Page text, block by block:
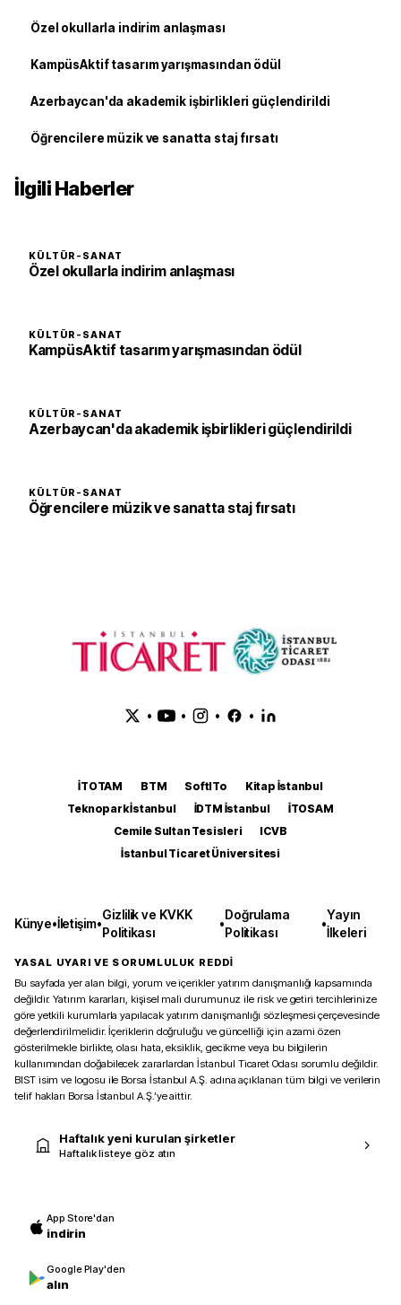
Özel okullarla indirim anlaşması
KampüsAktif tasarım yarışmasından ödül
Azerbaycan'da akademik işbirlikleri güçlendirildi
Öğrencilere müzik ve sanatta staj fırsatı
İlgili Haberler
KÜLTÜR-SANAT
Özel okullarla indirim anlaşması
KÜLTÜR-SANAT
KampüsAktif tasarım yarışmasından ödül
KÜLTÜR-SANAT
Azerbaycan'da akademik işbirlikleri güçlendirildi
KÜLTÜR-SANAT
Öğrencilere müzik ve sanatta staj fırsatı
• • • •
İTOTAM BTM SoftITo
Kitap İstanbul
Teknopark İstanbul
İDTM İstanbul
İTOSAM
Cemile Sultan Tesisleri
ICVB
İstanbul Ticaret Üniversitesi
Künye•İletişim•
Gizlilik ve KVKK
Politikası
•
Doğrulama
Politikası
•
Yayın
İlkeleri
YASAL UYARI VE SORUMLULUK REDDİ
Bu sayfada yer alan bilgi, yorum ve içerikler yatırım danışmanlığı kapsamında
değildir. Yatırım kararları, kişisel mali durumunuz ile risk ve getiri tercihlerinize
göre yetkili kurumlarla yapılacak yatırım danışmanlığı sözleşmesi çerçevesinde
değerlendirilmelidir. İçeriklerin doğruluğu ve güncelliği için azami özen
gösterilmekle birlikte, olası hata, eksiklik, gecikme veya bu bilgilerin
kullanımından doğabilecek zararlardan İstanbul Ticaret Odası sorumlu değildir.
BIST isim ve logosu ile Borsa İstanbul A.Ş. adına açıklanan tüm bilgi ve verilerin
telif hakları Borsa İstanbul A.Ş.’ye aittir.
Haftalık yeni kurulan şirketler
Haftalık listeye göz atın
App Store'dan
indirin
Google Play'den
alın